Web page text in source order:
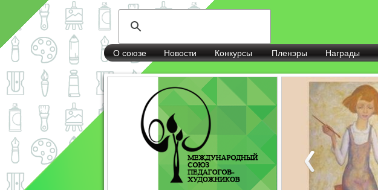
О союзе Новости Конкурсы Пленэры Награды